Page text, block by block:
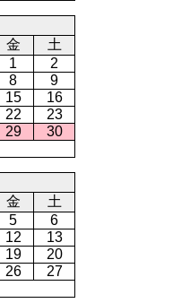
金
土
1
2
8
9
15
16
22
23
29
30
金
土
5
6
12
13
19
20
26
27